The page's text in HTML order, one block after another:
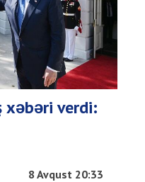
xəbəri verdi:
8 Avqust 20:33